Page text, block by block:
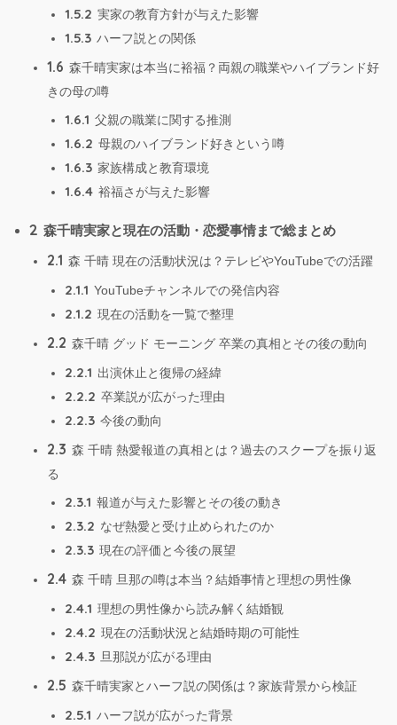
1.5.2 実家の教育方針が与えた影響
1.5.3 ハーフ説との関係
1.6 森千晴実家は本当に裕福？両親の職業やハイブランド好
きの母の噂
1.6.1 父親の職業に関する推測
1.6.2 母親のハイブランド好きという噂
1.6.3 家族構成と教育環境
1.6.4 裕福さが与えた影響
2 森千晴実家と現在の活動・恋愛事情まで総まとめ
2.1 森 千晴 現在の活動状況は？テレビやYouTubeでの活躍
2.1.1 YouTubeチャンネルでの発信内容
2.1.2 現在の活動を一覧で整理
2.2 森千晴 グッド モーニング 卒業の真相とその後の動向
2.2.1 出演休止と復帰の経緯
2.2.2 卒業説が広がった理由
2.2.3 今後の動向
2.3 森 千晴 熱愛報道の真相とは？過去のスクープを振り返
る
2.3.1 報道が与えた影響とその後の動き
2.3.2 なぜ熱愛と受け止められたのか
2.3.3 現在の評価と今後の展望
2.4 森 千晴 旦那の噂は本当？結婚事情と理想の男性像
2.4.1 理想の男性像から読み解く結婚観
2.4.2 現在の活動状況と結婚時期の可能性
2.4.3 旦那説が広がる理由
2.5 森千晴実家とハーフ説の関係は？家族背景から検証
2.5.1 ハーフ説が広がった背景